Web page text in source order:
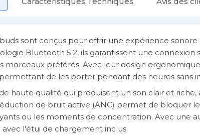
sont conçus pour offrir une expérience sonore
Bluetooth 5.2, ils garantissent une connexion
préférés. Avec leur design
de les porter pendant des heures sans
haute qualité qui produisent un son clair et riche,
de bruit active (ANC) permet de bloquer
ou les moments de concentration. Avec une
l'étui de chargement inclus.